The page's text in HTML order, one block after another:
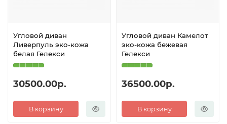
Угловой диван
Ливерпуль эко-кожа
белая Гелекси
30500.00р.
В корзину
Угловой диван Камелот
эко-кожа бежевая
Гелекси
36500.00р.
В корзину